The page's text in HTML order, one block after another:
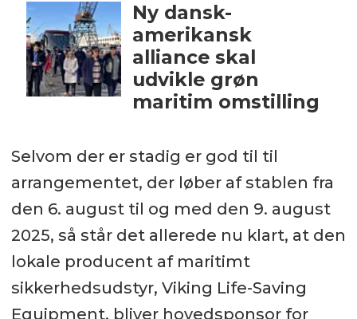
Ny dansk-
amerikansk
alliance skal
udvikle grøn
maritim omstilling
Selvom der er stadig er god til til
arrangementet, der løber af stablen fra
den 6. august til og med den 9. august
2025, så står det allerede nu klart, at den
lokale producent af maritimt
sikkerhedsudstyr, Viking Life-Saving
Equipment, bliver hovedsponsor for